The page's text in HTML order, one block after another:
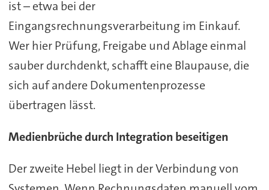
ist – etwa bei der
Eingangsrechnungsverarbeitung im Einkauf.
Wer hier Prüfung, Freigabe und Ablage einmal
sauber durchdenkt, schafft eine Blaupause, die
sich auf andere Dokumentenprozesse
übertragen lässt.
Medienbrüche durch Integration beseitigen
Der zweite Hebel liegt in der Verbindung von